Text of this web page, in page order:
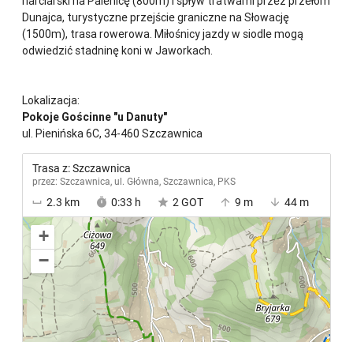
Dunajca, turystyczne przejście graniczne na Słowację
(1500m), trasa rowerowa. Miłośnicy jazdy w siodle mogą
odwiedzić stadninę koni w Jaworkach.
Lokalizacja:
Pokoje Gościnne "u Danuty"
ul. Pienińska 6C, 34-460 Szczawnica